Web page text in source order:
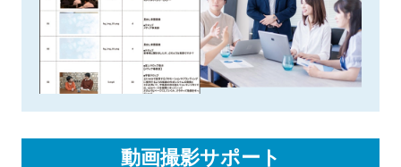
動画撮影サポート